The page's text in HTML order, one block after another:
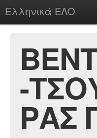
Ελληνικά ΕΛΟ
chesstu.be @ discord
-
ΡΑΣ